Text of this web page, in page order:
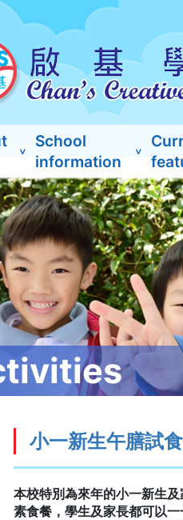
School
information
小一新生午膳試食
本校特別為來年的小一新生
素食餐，學生及家長都可以